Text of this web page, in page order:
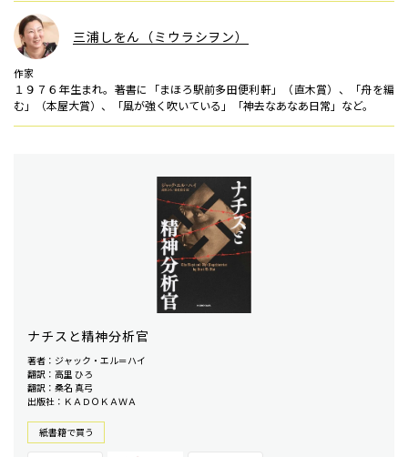
三浦しをん（ミウラシヲン）
作家
１９７６年生まれ。著書に「まほろ駅前多田便利軒」（直木賞）、「舟を編
む」（本屋大賞）、「風が強く吹いている」「神去なあなあ日常」など。
ナチスと精神分析官
著者：ジャック・エル＝ハイ
翻訳：高里 ひろ
翻訳：桑名 真弓
出版社：ＫＡＤＯＫＡＷＡ
紙書籍で買う